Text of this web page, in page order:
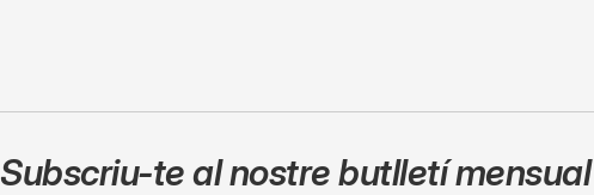
Subscriu-te al nostre butlletí mensual